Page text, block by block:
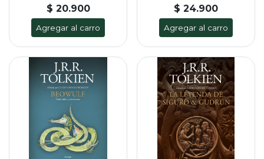
$ 20.900
Agregar al carro
$ 24.900
Agregar al carro